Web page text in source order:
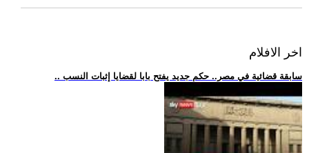
اخر الافلام
.. سابقة قضائية في مصر.. حكم جديد يفتح بابا لقضايا إثبات النسب